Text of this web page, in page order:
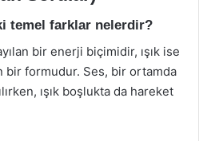
temel farklar nelerdir?
bir enerji biçimidir, ışık ise
bir formudur. Ses, bir ortamda
ışık boşlukta da hareket